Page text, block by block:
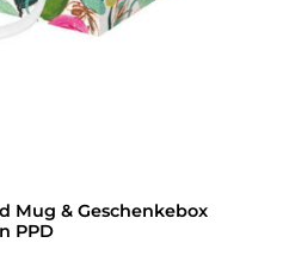
Mug & Geschenkebox
PPD